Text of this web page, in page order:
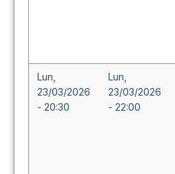
Lun,
23/03/2026
- 20:30
Lun,
23/03/2026
- 22:00